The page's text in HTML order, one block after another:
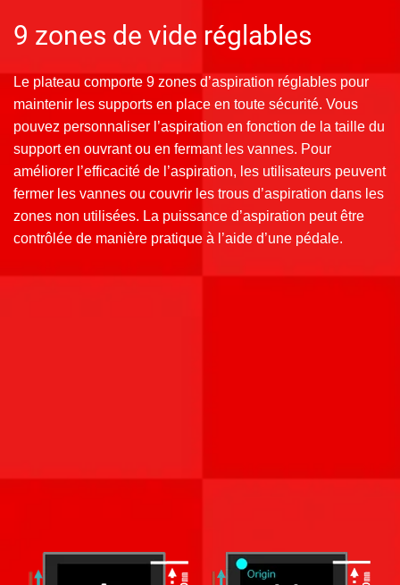
9 zones de vide réglables
Le plateau comporte 9 zones d’aspiration réglables pour
maintenir les supports en place en toute sécurité. Vous
pouvez personnaliser l’aspiration en fonction de la taille du
support en ouvrant ou en fermant les vannes. Pour
améliorer l’efficacité de l’aspiration, les utilisateurs peuvent
fermer les vannes ou couvrir les trous d’aspiration dans les
zones non utilisées. La puissance d’aspiration peut être
contrôlée de manière pratique à l’aide d’une pédale.